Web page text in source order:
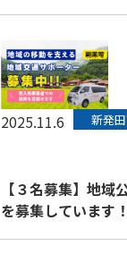
2025.11.6 新発
【３名募集】地
を募集しています！